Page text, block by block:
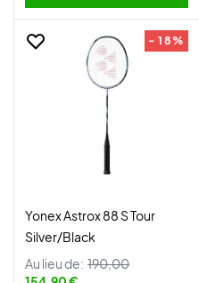
- 18%
Yonex Astrox 88 S Tour
Silver/Black
Au lieu de: 190,00